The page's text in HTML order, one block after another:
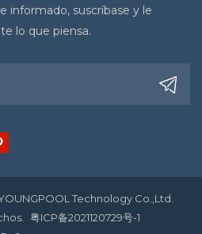
informado, suscríbase y le
lo que piensa.
Technology Co.,Ltd.
粤ICP备2021120729号-1